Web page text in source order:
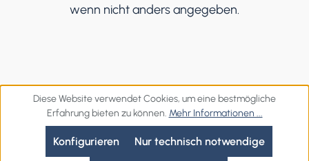
wenn nicht anders angegeben.
Diese Website verwendet Cookies, um eine bestmögliche
Erfahrung bieten zu können. Mehr Informationen ...
Nur technisch notwendige
Konfigurieren